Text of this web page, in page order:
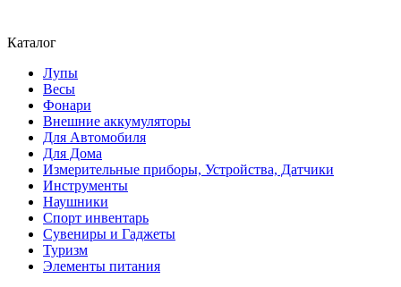
Каталог
Лупы
Весы
Фонари
Внешние аккумуляторы
Для Автомобиля
Для Дома
Измерительные приборы, Устройства, Датчики
Инструменты
Наушники
Спорт инвентарь
Сувениры и Гаджеты
Туризм
Элементы питания